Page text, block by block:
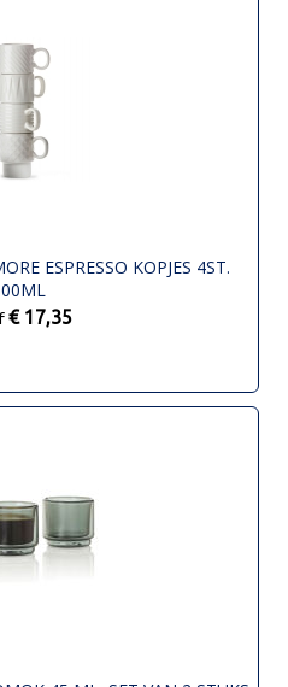
ESPRESSO KOPJES 4ST.
€ 17,35